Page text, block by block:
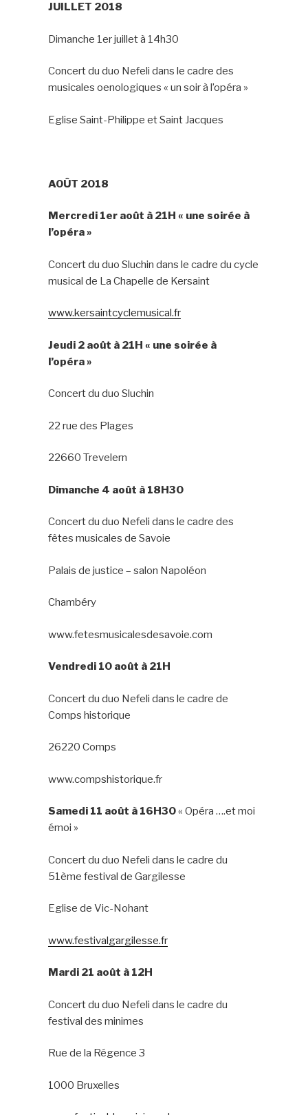
JUILLET 2018
Dimanche 1er juillet à 14h30
Concert du duo Nefeli dans le cadre des
musicales oenologiques « un soir à l’opéra »
Eglise Saint-Philippe et Saint Jacques
AOÛT 2018
Mercredi 1er août à 21H « une soirée à
l’opéra »
Concert du duo Sluchin dans le cadre du cycle
musical de La Chapelle de Kersaint
www.kersaintcyclemusical.fr
Jeudi 2 août à 21H « une soirée à
l’opéra »
Concert du duo Sluchin
22 rue des Plages
22660 Trevelern
Dimanche 4 août à 18H30
Concert du duo Nefeli dans le cadre des
fêtes musicales de Savoie
Palais de justice – salon Napoléon
Chambéry
www.fetesmusicalesdesavoie.com
Vendredi 10 août à 21H
Concert du duo Nefeli dans le cadre de
Comps historique
26220 Comps
www.compshistorique.fr
Samedi 11 août à 16H30« Opéra ….et moi
émoi »
Concert du duo Nefeli dans le cadre du
51ème festival de Gargilesse
Eglise de Vic-Nohant
www.festivalgargilesse.fr
Mardi 21 août à 12H
Concert du duo Nefeli dans le cadre du
festival des minimes
Rue de la Régence 3
1000 Bruxelles